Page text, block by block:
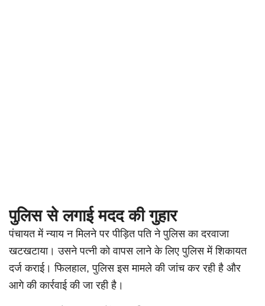
पुलिस से लगाई मदद की गुहार
पंचायत में न्याय न मिलने पर पीड़ित पति ने पुलिस का दरवाजा
खटखटाया। उसने पत्नी को वापस लाने के लिए पुलिस में शिकायत
दर्ज कराई। फिलहाल, पुलिस इस मामले की जांच कर रही है और
आगे की कार्रवाई की जा रही है।